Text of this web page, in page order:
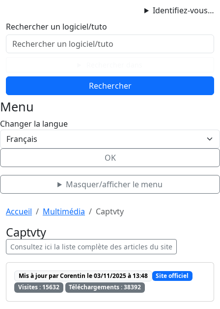
Identifiez-vous…
Contenu principal
Menu
Bas de page
Rechercher un logiciel/tuto
Menu
Changer la langue
OK
Masquer/afficher le menu
Aller au contenu principal
Accueil Multimédia Captvty
Captvty
Consultez ici la liste complète des articles du site
Mis à jour par Corentin le 03/11/2025 à 13:48
Site officiel
Visites : 15632
Téléchargements : 38392